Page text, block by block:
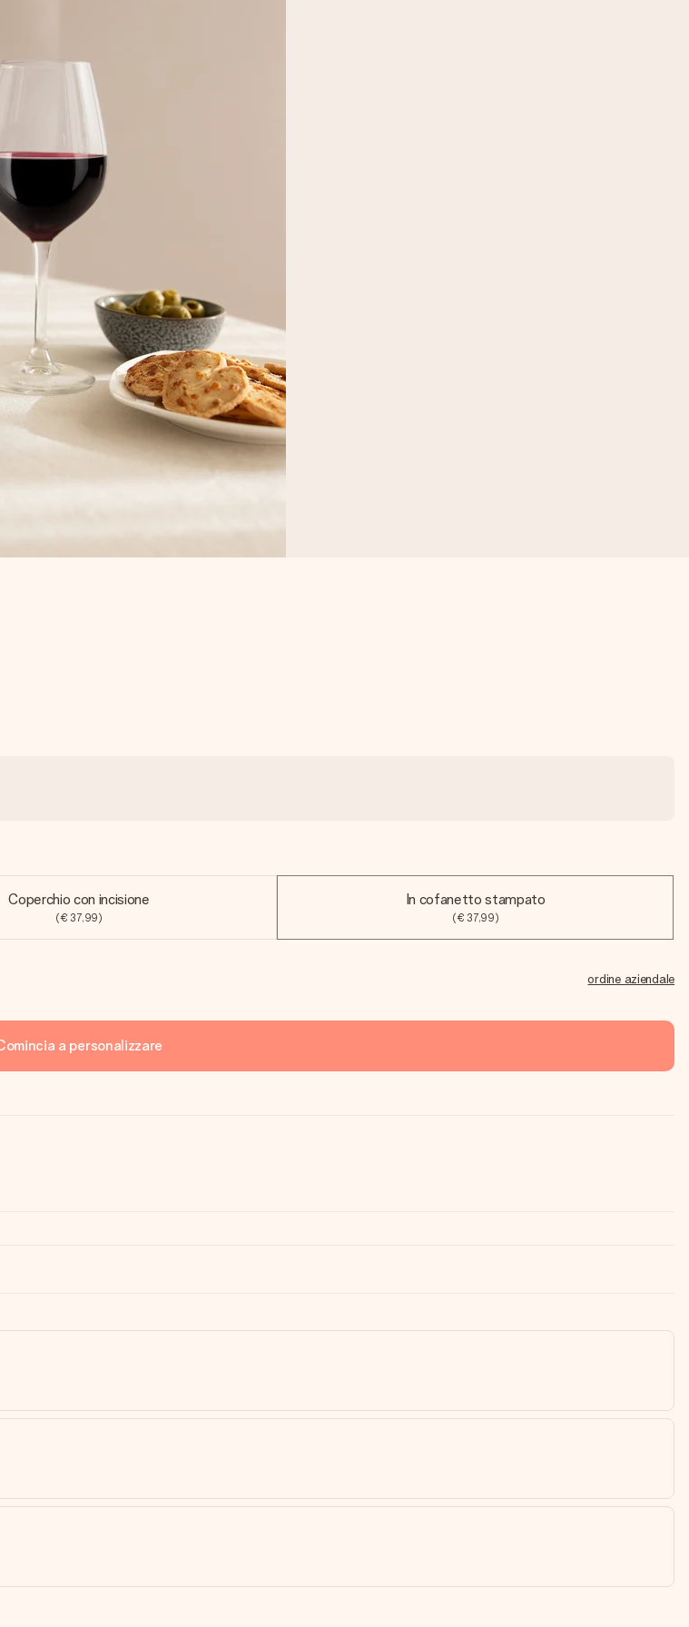
Coperchio con incisione
(€ 37,99)
In cofanetto stampato
(€ 37,99)
ordine aziendale
a personalizzare